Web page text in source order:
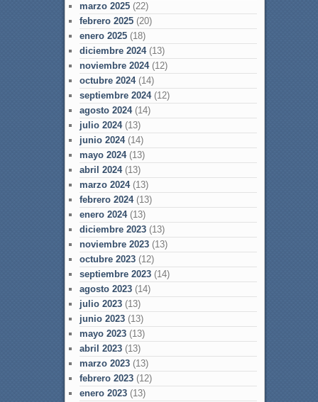
marzo 2025(22)
febrero 2025(20)
enero 2025(18)
diciembre 2024(13)
noviembre 2024(12)
octubre 2024(14)
septiembre 2024(12)
agosto 2024(14)
julio 2024(13)
junio 2024(14)
mayo 2024(13)
abril 2024(13)
marzo 2024(13)
febrero 2024(13)
enero 2024(13)
diciembre 2023(13)
noviembre 2023(13)
octubre 2023(12)
septiembre 2023(14)
agosto 2023(14)
julio 2023(13)
junio 2023(13)
mayo 2023(13)
abril 2023(13)
marzo 2023(13)
febrero 2023(12)
enero 2023(13)